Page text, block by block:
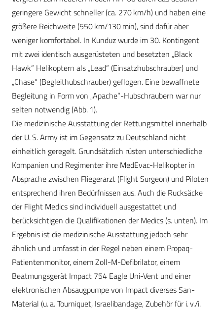
geringere Gewicht schneller (ca. 270 km/h) und haben eine
größere Reichweite (550 km/130 min), sind dafür aber
weniger komfortabel. In Kunduz wurde im 30. Kontingent
mit zwei identisch ausgerüsteten und besetzten „Black
Hawk“ Helikoptern als „Lead“ (Einsatzhubschrauber) und
„Chase“ (Begleithubschrauber) geflogen. Eine bewaffnete
Begleitung in Form von „Apache“-­Hubschraubern war nur
selten notwendig (Abb. 1).
Die medizinische Ausstattung der Rettungsmittel innerhalb
der U. S. Army ist im Gegensatz zu Deutschland nicht
einheitlich geregelt. Grundsätzlich rüsten unterschiedliche
Kompanien und Regimenter ihre MedEvac-Helikopter in
Absprache zwischen Fliegerarzt (Flight Surgeon) und Piloten
entsprechend ihren Bedürfnissen aus. Auch die Rucksäcke
der Flight Medics sind individuell ausgestattet und
berücksichtigen die Qualifikationen der Medics (s. unten). Im
Ergebnis ist die medizinische Ausstattung jedoch sehr
ähnlich und umfasst in der Regel neben einem Propaq-
Patientenmonitor, einem Zoll-M-Defibrilator, einem
Beatmungsgerät Impact 754 Eagle Uni-Vent und einer
elektronischen Absaugpumpe von Impact diverses San-
Material (u. a. Tourniquet, Israelibandage, Zubehör für i. v./i.